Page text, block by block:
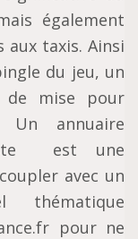
également
taxis. Ainsi
du jeu, un
de mise pour
Un annuaire
est une
avec un
thématique
pour ne